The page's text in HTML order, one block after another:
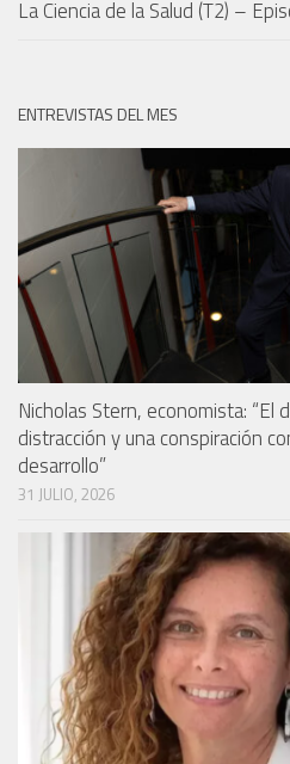
La Ciencia de la Salud (T2) –
ENTREVISTAS DEL MES
Nicholas Stern, economista: “El
distracción y una conspiración
desarrollo”
31 JULIO, 2026